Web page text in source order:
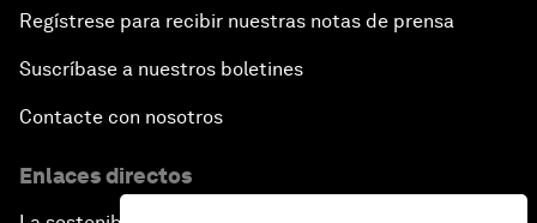
Regístrese para recibir nuestras notas de prensa
Suscríbase a nuestros boletines
Contacte con nosotros
Enlaces directos